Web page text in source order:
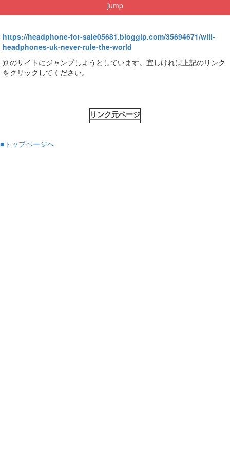
jump
https://headphone-for-sale05681.bloggip.com/35694671/will-
headphones-uk-never-rule-the-world
別のサイトにジャンプしようとしています。宜しければ上記のリンク
をクリックしてください。
リンク元ページ
■トップページへ